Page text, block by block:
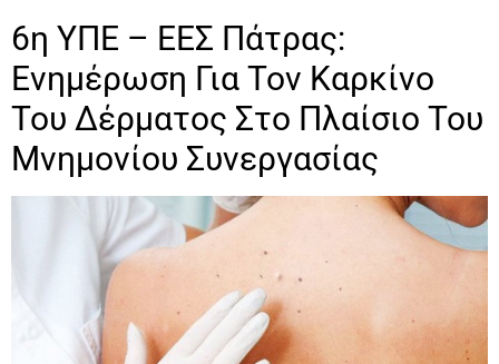
6η ΥΠΕ – ΕΕΣ Πάτρας:
Ενημέρωση Για Τον Καρκίνο
Του Δέρματος Στο Πλαίσιο Του
Μνημονίου Συνεργασίας